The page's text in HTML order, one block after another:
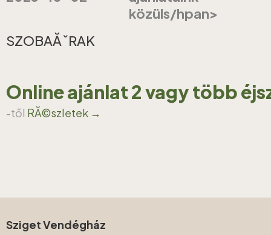
közüls/hpan>
SZOBAĂˇRAK
Online ajánlat 2 vagy több
-től RĂ©szletek →
Sziget Vendégház